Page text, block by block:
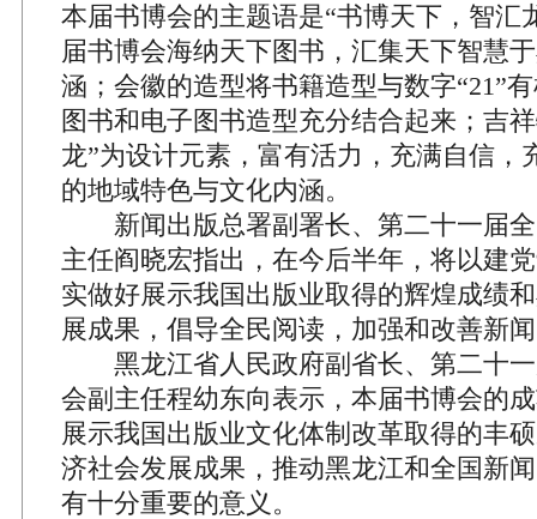
本届书博会的主题语是“书博天下，智汇
届书博会海纳天下图书，汇集天下智慧
涵；会徽的造型将书籍造型与数字“21”
图书和电子图书造型充分结合起来；吉
龙”为设计元素，富有活力，充满自信，
的地域特色与文化内涵。
新闻出版总署副署长、第二十一届全
主任阎晓宏指出，在今后半年，将以建
实做好展示我国出版业取得的辉煌成绩
展成果，倡导全民阅读，加强和改善新
黑龙江省人民政府副省长、第二十一
会副主任程幼东向表示，本届书博会的
展示我国出版业文化体制改革取得的丰
济社会发展成果，推动黑龙江和全国新
有十分重要的意义。